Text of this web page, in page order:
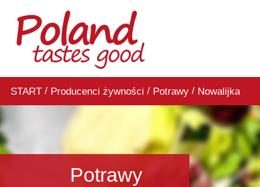
START/ Producenci żywności / Potrawy/ Nowalijka
Potrawy